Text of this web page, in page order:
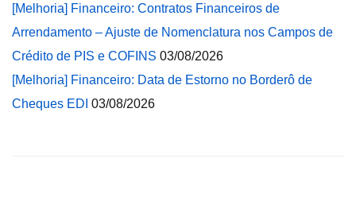
[Melhoria] Financeiro: Contratos Financeiros de
Arrendamento – Ajuste de Nomenclatura nos Campos de
Crédito de PIS e COFINS 03/08/2026
[Melhoria] Financeiro: Data de Estorno no Borderô de
Cheques EDI 03/08/2026